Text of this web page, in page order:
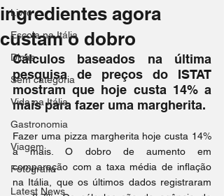
Livro
Escola na Itália
Dicas
Sem categoria
Vida na Itália
Gastronomia
Viagem
Fotografia
Latest News
ingredientes agora
custam o dobro
Cálculos baseados na última
pesquisa de preços do ISTAT
mostram que hoje custa 14% a
mais para fazer uma margherita.
Fazer uma pizza margherita hoje custa 14%
a mais. O dobro de aumento em
comparação com a taxa média de inflação
na Itália, que os últimos dados registraram